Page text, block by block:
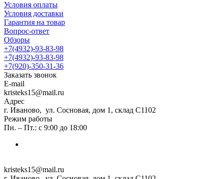
Условия оплаты
Условия доставки
Гарантия на товар
Вопрос-ответ
Обзоры
+7(4932)-93-83-98
+7(4932)-93-83-98
+7(920)-350-31-36
Заказать звонок
E-mail
kristeks15@mail.ru
Адрес
г. Иваново, ул. Сосновая, дом 1, склад С1102
Режим работы
Пн. – Пт.: с 9:00 до 18:00
kristeks15@mail.ru